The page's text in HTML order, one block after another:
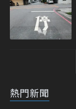
熱門新聞